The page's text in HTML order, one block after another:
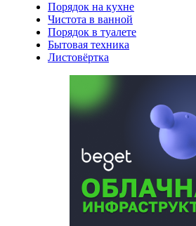
Порядок на кухне
Чистота в ванной
Порядок в туалете
Бытовая техника
Листовёртка